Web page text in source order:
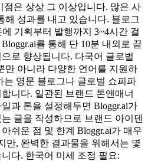
점은 상상 그 이상입니다. 많은 사
해 성과를 내고 있습니다. 블로그
기획부터 발행까지 3~4시간 걸
를 통해 단 10분 내외로 끝
로 향상됩니다. 다국어 글로벌
만 아니라 다양한 언어를 지원하
는 영문 블로그나 글로벌 쇼피파
니다. 일관된 브랜드 톤앤매너
과 톤을 설정해두면 Bloggr.ai가
글을 작성하므로 브랜드 아이덴
쉬운 점 및 한계 Bloggr.ai가 매우
만, 완벽한 결과물을 위해서는 몇
다. 한국어 미세 조정 필요: